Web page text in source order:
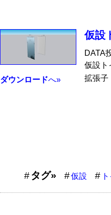
ダウンロードへ»
仮設
DATA
仮設ト
拡張子
タグ» 仮設